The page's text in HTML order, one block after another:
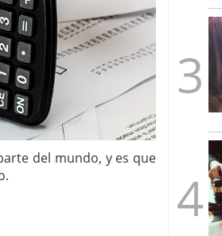
del mundo, y es que